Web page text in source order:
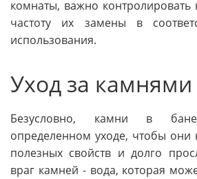
комнаты, важно контролировать
частоту их замены в
использования.
Уход за камнями
Безусловно, камни в
определенном уходе, чтобы они
полезных свойств и долго
враг камней - вода, которая